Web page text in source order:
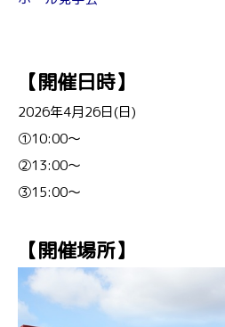
【開催日時】
2026年4月26日(日)
①10:00～
②13:00～
③15:00～
【開催場所】